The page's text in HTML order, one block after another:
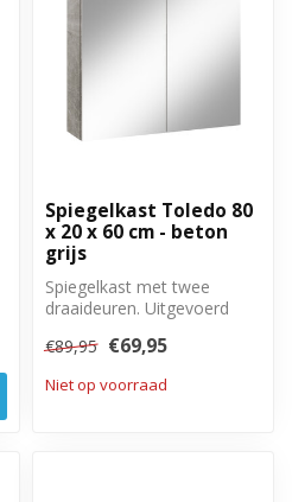
Spiegelkast Toledo 80
x 20 x 60 cm - beton
grijs
Spiegelkast met twee
draaideuren. Uitgevoerd
breed, 20...
€89,95 €69,95
Niet op voorraad